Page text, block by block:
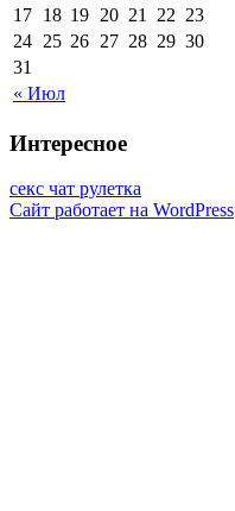
« Июл
17 18 19 20 21 22 23
24 25 26 27 28 29 30
31
Интересное
секс чат рулетка
Сайт работает на WordPress